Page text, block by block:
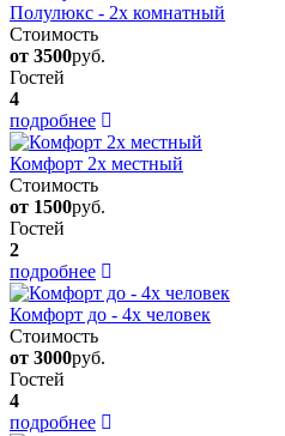
Полулюкс - 2х комнатный
Стоимость
от 3500руб.
Гостей
4
подробнее
Комфорт 2х местный
Стоимость
от 1500руб.
Гостей
2
подробнее
Комфорт до - 4х человек
Стоимость
от 3000руб.
Гостей
4
подробнее